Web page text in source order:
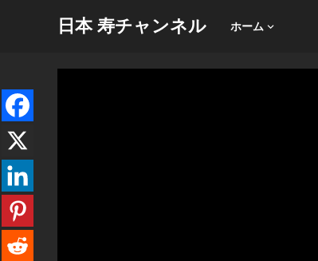
日本 寿チャンネル ホーム